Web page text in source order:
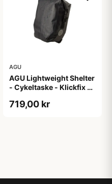
AGU
AGU Lightweight Shelter
- Cykeltaske - Klickfix -
719,00 kr